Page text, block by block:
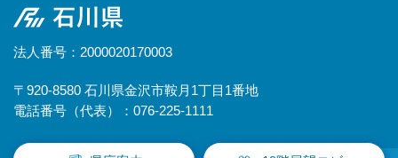
石川県
法人番号：2000020170003
〒920-8580 石川県金沢市鞍月1丁目1番地
電話番号（代表）：076-225-1111